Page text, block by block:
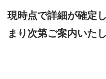
現時点で詳細が確定
まり次第ご案内いたし